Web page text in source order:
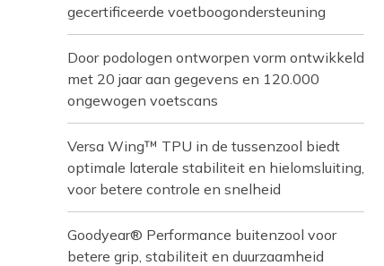
gecertificeerde voetboogondersteuning
Door podologen ontworpen vorm ontwikkeld
met 20 jaar aan gegevens en 120.000
ongewogen voetscans
Versa Wing™ TPU in de tussenzool biedt
optimale laterale stabiliteit en hielomsluiting,
voor betere controle en snelheid
Goodyear® Performance buitenzool voor
betere grip, stabiliteit en duurzaamheid